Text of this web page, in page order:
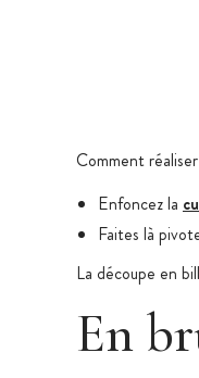
Comment
Enfoncez la
Faites là
La découpe en
En